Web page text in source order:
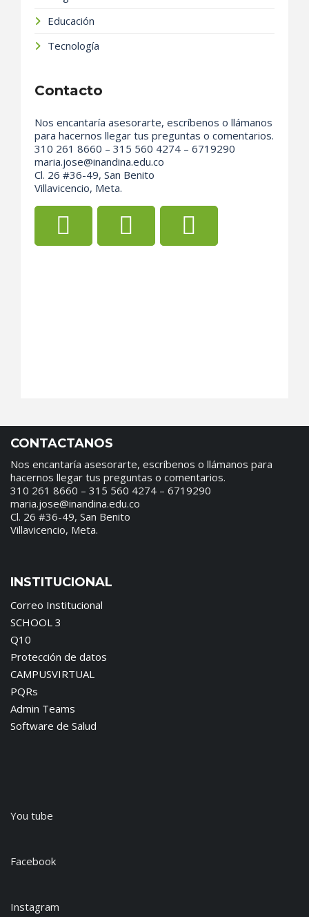
Educación
Tecnología
Contacto
Nos encantaría asesorarte, escríbenos o llámanos
para hacernos llegar tus preguntas o comentarios.
310 261 8660 – 315 560 4274 – 6719290
maria.jose@inandina.edu.co
Cl. 26 #36-49, San Benito
Villavicencio, Meta.
CONTACTANOS
Nos encantaría asesorarte, escríbenos o llámanos para
hacernos llegar tus preguntas o comentarios.
310 261 8660 – 315 560 4274 – 6719290
maria.jose@inandina.edu.co
Cl. 26 #36-49, San Benito
Villavicencio, Meta.
INSTITUCIONAL
Correo Institucional
SCHOOL 3
Q10
Protección de datos
CAMPUSVIRTUAL
PQRs
Admin Teams
Software de Salud
You tube
Facebook
Instagram